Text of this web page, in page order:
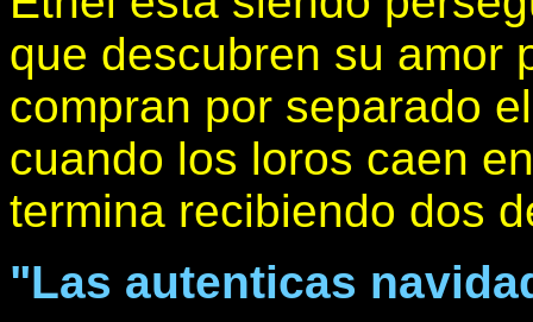
que descubren su amor
compran por separado
cuando los loros caen
termina recibiendo dos
"Las autenticas